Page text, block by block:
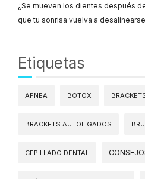
¿Se mueven los dientes después
que tu sonrisa vuelva a desalinearse
Etiquetas
APNEA BOTOX
BRACKETS AUTOLIGADOS
CEPILLADO DENTAL